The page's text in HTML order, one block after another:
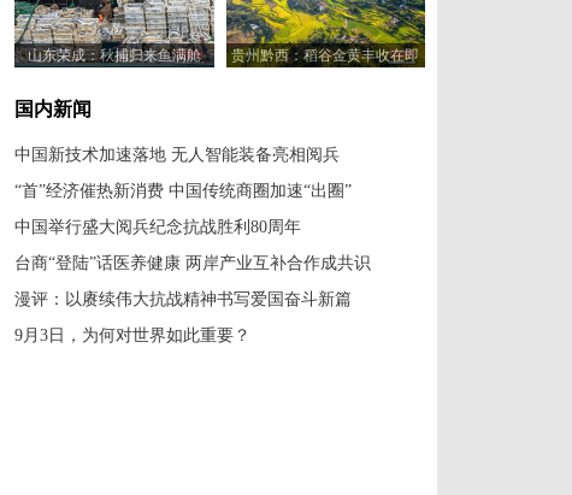
山东荣成：秋捕归来鱼满舱 贵州黔西：稻谷金黄丰收在即
国内新闻
中国新技术加速落地 无人智能装备亮相阅兵
“首”经济催热新消费 中国传统商圈加速“出圈”
中国举行盛大阅兵纪念抗战胜利80周年
台商“登陆”话医养健康 两岸产业互补合作成共识
漫评：以赓续伟大抗战精神书写爱国奋斗新篇
9月3日，为何对世界如此重要？